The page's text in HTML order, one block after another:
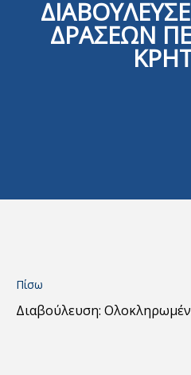
ΔΡΑΣΕΩΝ
Πίσω
Διαβούλευση: